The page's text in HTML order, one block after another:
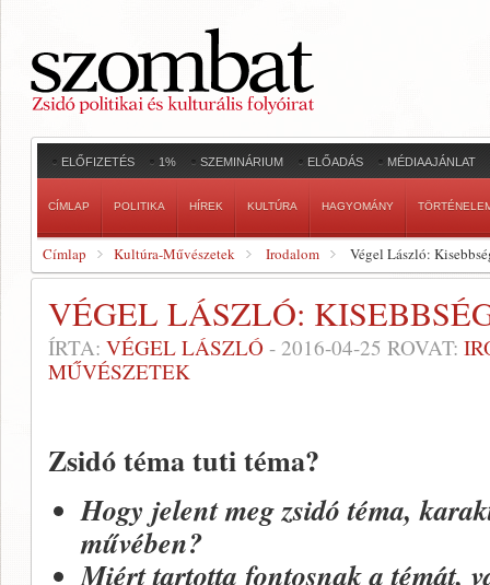
ELŐFIZETÉS 1% SZEMINÁRIUM ELŐADÁS MÉDIAAJÁNLAT
CÍMLAP POLITIKA HÍREK KULTÚRA HAGYOMÁNY
Címlap Kultúra-Művészetek Irodalom Végel László:
VÉGEL LÁSZLÓ:
ÍRTA: VÉGEL LÁSZLÓ - 2016-04-25 ROVAT:
MŰVÉSZETEK
Zsidó téma tuti téma?
Hogy jelent meg zsidó téma,
művében?
Miért tartotta fontosnak a témát,